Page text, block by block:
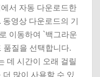
서 자동 다운로드한
영상 다운로드의 기
이동하여 `백그라운
품질을 선택합니다.
데 시간이 오래 걸릴
많이 사용할 수 있